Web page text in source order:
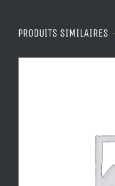
PRODUITS SIMILAIRES